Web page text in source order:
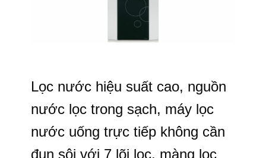
Lọc nước hiệu suất cao, nguồn
nước lọc trong sạch, máy lọc
nước uống trực tiếp không cần
đun sôi với 7 lõi lọc, màng lọc